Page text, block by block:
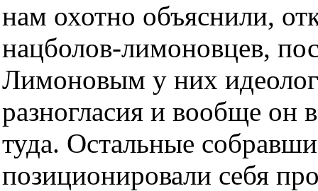
нам охотно объяснили,
нацболов-лимоновцев,
Лимоновым у них
разногласия и вообще он
туда. Остальные
позиционировали себя